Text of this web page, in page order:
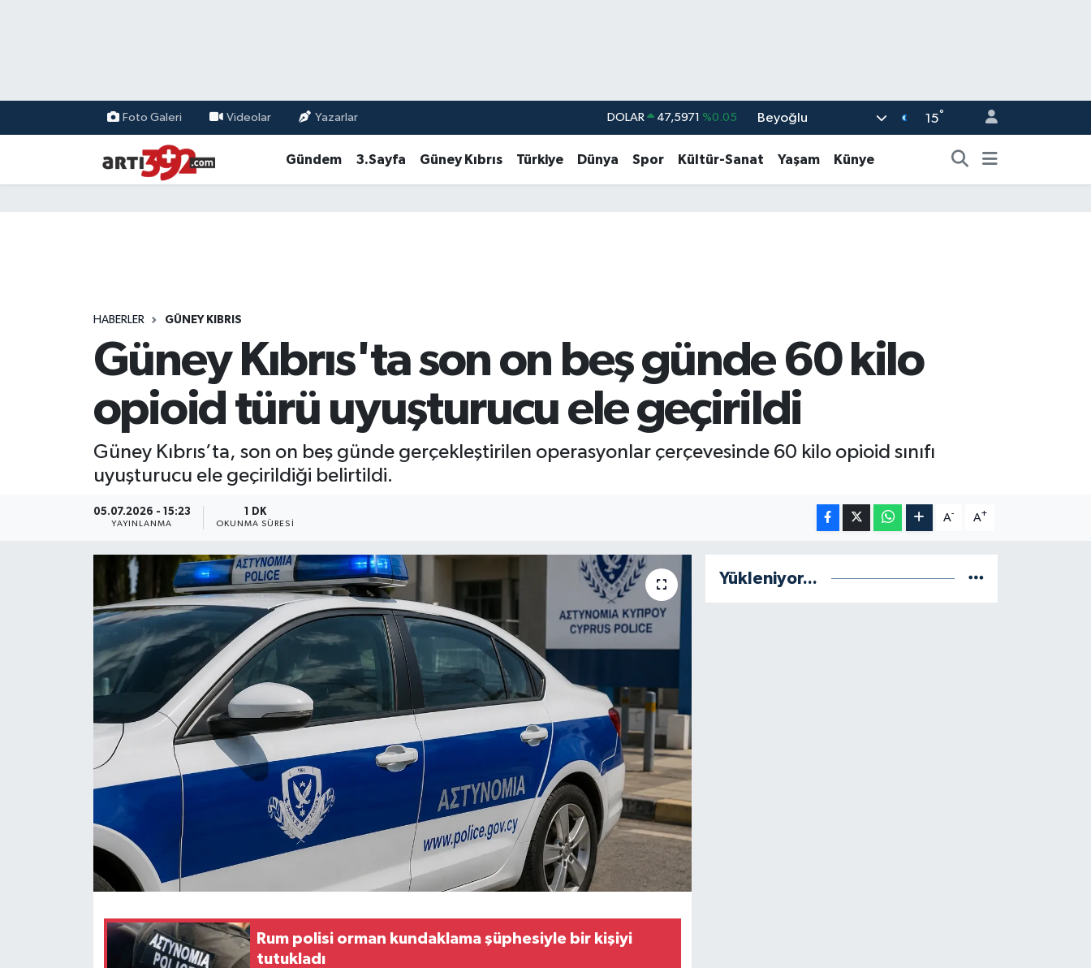
Foto Galeri Videolar Yazarlar DOLAR 47,5971 %0.05 Beyoğlu 15°
Gündem 3.Sayfa Güney Kıbrıs Türkiye Dünya Spor Kültür-Sanat Yaşam Künye
HABERLER GÜNEY KIBRIS
Güney Kıbrıs'ta son on beş günde 60 kilo
opioid türü uyuşturucu ele geçirildi
Güney Kıbrıs’ta, son on beş günde gerçekleştirilen operasyonlar çerçevesinde 60 kilo opioid sınıfı
uyuşturucu ele geçirildiği belirtildi.
05.07.2026 - 15:23
YAYINLANMA
1 DK
OKUNMA SÜRESI
A- A+
Rum polisi orman kundaklama şüphesiyle bir kişiyi
tutukladı
Yükleniyor...